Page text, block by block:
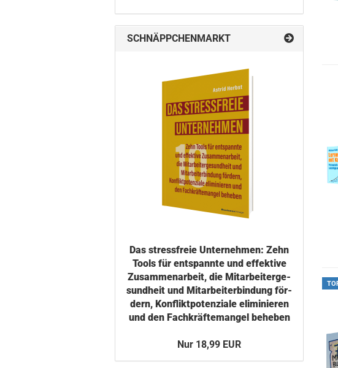
SCHNÄPPCHENMARKT
Das stress­freie Un­ter­neh­men: Zehn
Tools für ent­spann­te und ef­fek­ti­ve
Zu­sam­men­ar­beit, die Mit­ar­bei­ter­ge­
sund­heit und Mit­ar­bei­ter­bin­dung för­
dern, Kon­flikt­po­ten­zia­le eli­mi­nie­ren
und den Fach­kräf­te­man­gel be­he­ben
Nur 18,99 EUR